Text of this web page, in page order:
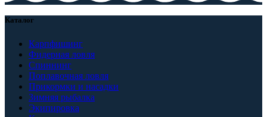
Каталог
Карпфишинг
Фидерная ловля
Спиннинг
Поплавочная ловля
Прикормки и насадки
Зимняя рыбалка
Экипировка